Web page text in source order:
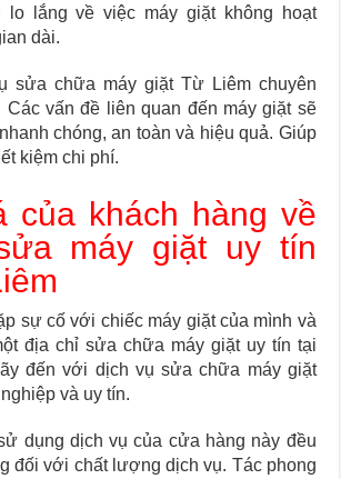
lo lắng về việc máy giặt không hoạt
dài.
sửa chữa máy giặt Từ Liêm chuyên
Các vấn đề liên quan đến máy giặt sẽ
chóng, an toàn và hiệu quả. Giúp
kiệm chi phí.
của khách hàng về
máy giặt uy tín
sự cố với chiếc máy giặt của mình và
địa chỉ sửa chữa máy giặt uy tín tại
đến với dịch vụ sửa chữa máy giặt
và uy tín.
dụng dịch vụ của cửa hàng này đều
đối với chất lượng dịch vụ. Tác phong